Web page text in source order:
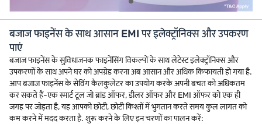
बजाज फाइनेंस के साथ आसान EMI पर इलेक्ट्रॉनिक्स और उपकरण
पाएं
बजाज फाइनेंस के सुविधाजनक फाइनेंसिंग विकल्पों के साथ लेटेस्ट इलेक्ट्रॉनिक्स और
उपकरणों के साथ अपने घर को अपग्रेड करना अब आसान और अधिक किफायती हो गया है.
आप बजाज फाइनेंस के सेविंग कैलकुलेटर का उपयोग करके अपनी बचत को अधिकतम
कर सकते हैं-एक स्मार्ट टूल जो ब्रांड ऑफर, डीलर ऑफर और EMI ऑफर को एक ही
जगह पर जोड़ता है, यह आपको छोटी, छोटी किश्तों में भुगतान करते समय कुल लागत को
कम करने में मदद करता है. शुरू करने के लिए इन चरणों का पालन करें: